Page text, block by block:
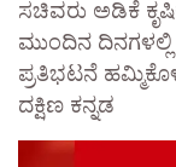
ಸಚಿವರು ಅಡಿಕೆ
ಮುಂದಿನ
ಪ್ರತಿಭಟನೆ
ದಕ್ಷಿಣ ಕನ್ನಡ